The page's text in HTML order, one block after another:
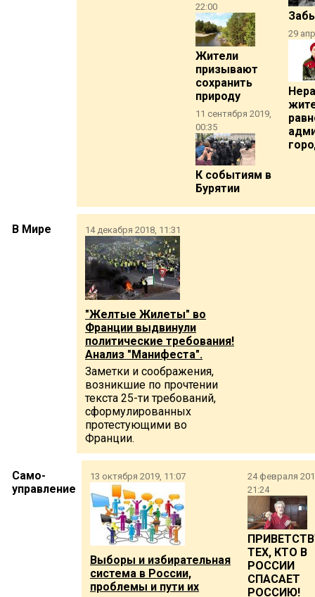
22:00
Жители
призывают
сохранить
природу
11 сентября 2019,
00:35
К событиям в
Бурятии
29
В Мире 14 декабря 2018, 11:31
"Желтые Жилеты" во
Франции выдвинули
политические требования!
Анализ "Манифеста".
Заметки и соображения,
возникшие по прочтении
текста 25-ти требований,
сформулированных
протестующими во
Франции.
Само-
управление
13 октября 2019, 11:07
Выборы и избирательная
система в России,
проблемы и пути их
24 февраля
21:24
ТЕХ, КТО В
РОССИИ
СПАСАЕТ
РОССИЮ!